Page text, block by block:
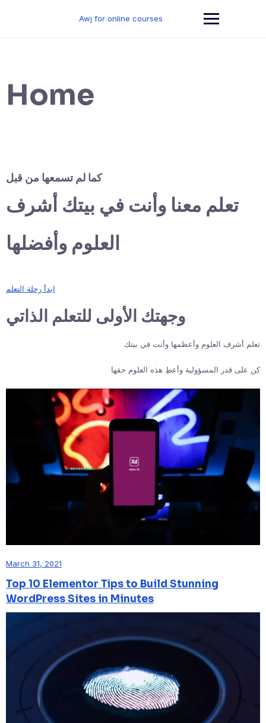
Awj for online courses
Home
كما لم تسمعها من قبل
تعلم معنا وأنت في بيتك أشرف
العلوم وأفضلها
ابدأ رحلة التعلم
وجهتك الأولى للتعلم الذاتي
تعلم أشرف العلوم وأعظمها وأنت في بيتك
كن على قدر المسؤولية وأعطِ هذه العلوم حقها
March 31, 2021
Top 10 Elementor Tips to Build Stunning
WordPress Sites in Minutes